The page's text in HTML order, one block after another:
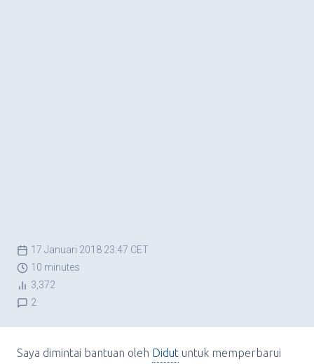
17 Januari 2018 23:47 CET
10 minutes
3,372
2
Saya dimintai bantuan oleh Didut untuk memperbarui